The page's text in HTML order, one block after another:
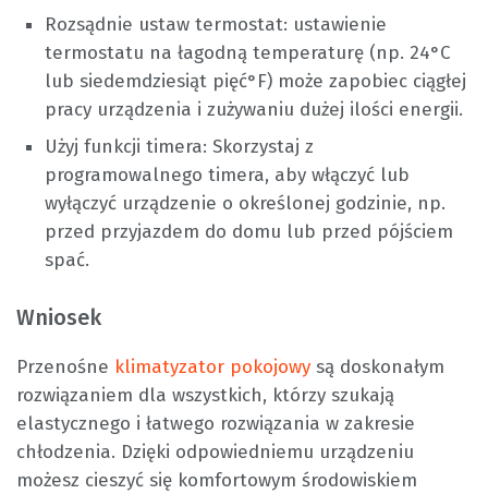
Rozsądnie ustaw termostat: ustawienie
termostatu na łagodną temperaturę (np. 24°C
lub siedemdziesiąt pięć°F) może zapobiec ciągłej
pracy urządzenia i zużywaniu dużej ilości energii.
Użyj funkcji timera: Skorzystaj z
programowalnego timera, aby włączyć lub
wyłączyć urządzenie o określonej godzinie, np.
przed przyjazdem do domu lub przed pójściem
spać.
Wniosek
Przenośne klimatyzator pokojowy są doskonałym
rozwiązaniem dla wszystkich, którzy szukają
elastycznego i łatwego rozwiązania w zakresie
chłodzenia. Dzięki odpowiedniemu urządzeniu
możesz cieszyć się komfortowym środowiskiem